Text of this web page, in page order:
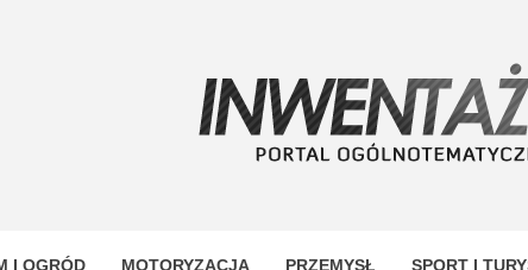
I OGRÓD MOTORYZACJA PRZEMYSŁ SPORT I